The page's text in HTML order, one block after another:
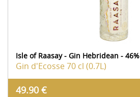
Isle of Raasay - Gin Hebridean - 46%
Gin d'Ecosse70 cl (0.7L)
49.90 €